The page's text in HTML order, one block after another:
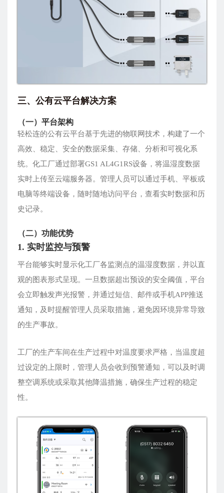
三、公有云平台解决方案
（一）平台架构
轻松连的公有云平台基于先进的物联网技术，构建了一个
高效、稳定、安全的数据采集、存储、分析和可视化系
统。化工厂通过部署GS1 AL4G1RS设备，将温湿度数据
实时上传至云端服务器。管理人员可以通过手机、平板或
电脑等终端设备，随时随地访问平台，查看实时数据和历
史记录。
（二）功能优势
1. 实时监控与预警
平台能够实时显示化工厂各监测点的温湿度数据，并以直
观的图表形式呈现。一旦数据超出预设的安全阈值，平台
会立即触发声光报警，并通过短信、邮件或手机APP推送
通知，及时提醒管理人员采取措施，避免因环境异常导致
的生产事故。
工厂的生产车间在生产过程中对温度要求严格，当温度超
过设定的上限时，管理人员会收到预警通知，可以及时调
整空调系统或采取其他降温措施，确保生产过程的稳定
性。